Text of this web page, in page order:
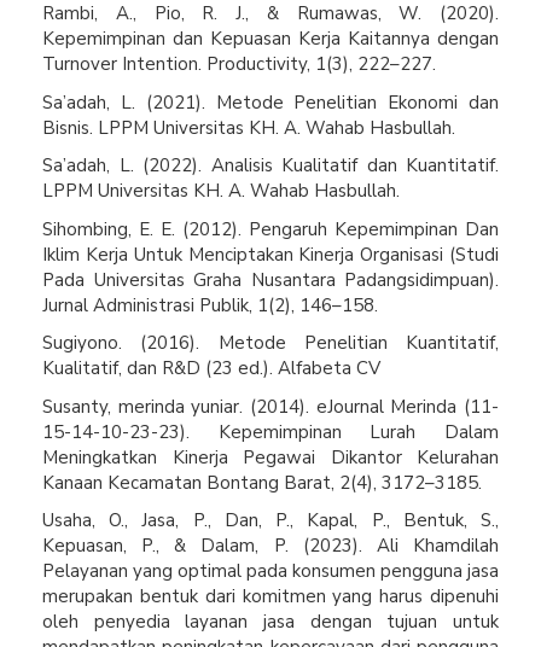
Rambi, A., Pio, R. J., & Rumawas, W. (2020).
Kepemimpinan dan Kepuasan Kerja Kaitannya dengan
Turnover Intention. Productivity, 1(3), 222–227.
Sa’adah, L. (2021). Metode Penelitian Ekonomi dan
Bisnis. LPPM Universitas KH. A. Wahab Hasbullah.
Sa’adah, L. (2022). Analisis Kualitatif dan Kuantitatif.
LPPM Universitas KH. A. Wahab Hasbullah.
Sihombing, E. E. (2012). Pengaruh Kepemimpinan Dan
Iklim Kerja Untuk Menciptakan Kinerja Organisasi (Studi
Pada Universitas Graha Nusantara Padangsidimpuan).
Jurnal Administrasi Publik, 1(2), 146–158.
Sugiyono. (2016). Metode Penelitian Kuantitatif,
Kualitatif, dan R&D (23 ed.). Alfabeta CV
Susanty, merinda yuniar. (2014). eJournal Merinda (11-
15-14-10-23-23). Kepemimpinan Lurah Dalam
Meningkatkan Kinerja Pegawai Dikantor Kelurahan
Kanaan Kecamatan Bontang Barat, 2(4), 3172–3185.
Usaha, O., Jasa, P., Dan, P., Kapal, P., Bentuk, S.,
Kepuasan, P., & Dalam, P. (2023). Ali Khamdilah
Pelayanan yang optimal pada konsumen pengguna jasa
merupakan bentuk dari komitmen yang harus dipenuhi
oleh penyedia layanan jasa dengan tujuan untuk